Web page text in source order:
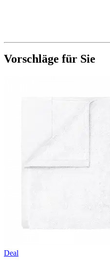
Vorschläge für Sie
Deal